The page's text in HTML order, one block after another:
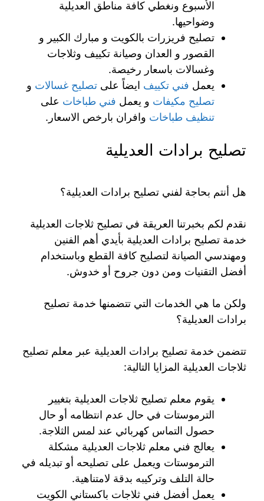
الأسبوع ونغطي كافة مناطق العديلية
وضواحيها.
تصليح فريزرات بالكويت و مبارك الكبير و
القصور و العدان وصيانة تكييف وثلاجات
وغسالات باسعار رخيصة.
يعمل فني تكييف ايضاً على تصليح غسالات و
تصليح مكيفات و يعمل فني طباخات على
تنظيف طباخات وافران بارخص الاسعار.
تصليح برادات العديلية
هل أنتم بحاجة لفني تصليح برادات العديلية؟
نقدم لكم بخبرتنا العريقة في تصليح ثلاجات العديلية
خدمة تصليح برادات العديلية بأيدي أهم الفنين
ومهندسي الصيانة لتصليح كافة القطع وباستخدام
أفضل التقنيات ومن دون جروح أو خدوش.
ولكن ما هي الخدمات التي تتضمنها خدمة تصليح
برادات العديلية؟
تتضمن خدمة تصليح برادات العديلية عبر معلم تصليح
ثلاجات العديلية المزايا التالية:
يقوم معلم تصليح ثلاجات العديلية بتغيير
الترموستات في حال عدم انتظامه أو حال
حصول التماس كهربائي عند لمس الثلاجة.
يعالج فني معلم ثلاجات العديلية مشكلة
الترموستات ويعمل على تصليحه أو تبديله في
حالة التلف وتركيبه بدقة لامتناهية.
يعمل أفضل فني ثلاجات باكستاني الكويت